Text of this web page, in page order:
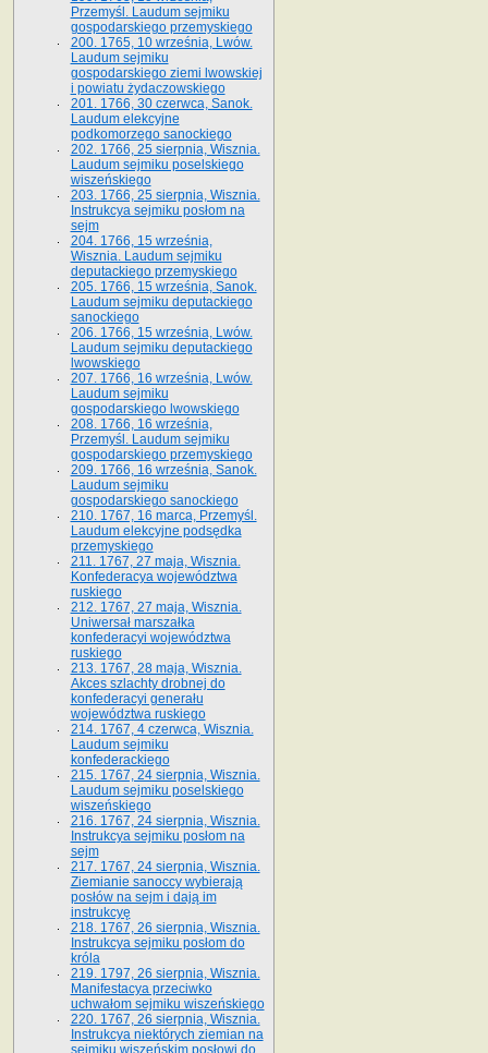
Przemyśl. Laudum sejmiku
gospodarskiego przemyskiego
200. 1765, 10 września, Lwów.
Laudum sejmiku
gospodarskiego ziemi lwowskiej
i powiatu żydaczowskiego
201. 1766, 30 czerwca, Sanok.
Laudum elekcyjne
podkomorzego sanockiego
202. 1766, 25 sierpnia, Wisznia.
Laudum sejmiku poselskiego
wiszeńskiego
203. 1766, 25 sierpnia, Wisznia.
Instrukcya sejmiku posłom na
sejm
204. 1766, 15 września,
Wisznia. Laudum sejmiku
deputackiego przemyskiego
205. 1766, 15 września, Sanok.
Laudum sejmiku deputackiego
sanockiego
206. 1766, 15 września, Lwów.
Laudum sejmiku deputackiego
lwowskiego
207. 1766, 16 września, Lwów.
Laudum sejmiku
gospodarskiego lwowskiego
208. 1766, 16 września,
Przemyśl. Laudum sejmiku
gospodarskiego przemyskiego
209. 1766, 16 września, Sanok.
Laudum sejmiku
gospodarskiego sanockiego
210. 1767, 16 marca, Przemyśl.
Laudum elekcyjne podsędka
przemyskiego
211. 1767, 27 maja, Wisznia.
Konfederacya województwa
ruskiego
212. 1767, 27 maja, Wisznia.
Uniwersał marszałka
konfederacyi województwa
ruskiego
213. 1767, 28 maja, Wisznia.
Akces szlachty drobnej do
konfederacyi generału
województwa ruskiego
214. 1767, 4 czerwca, Wisznia.
Laudum sejmiku
konfederackiego
215. 1767, 24 sierpnia, Wisznia.
Laudum sejmiku poselskiego
wiszeńskiego
216. 1767, 24 sierpnia, Wisznia.
Instrukcya sejmiku posłom na
sejm
217. 1767, 24 sierpnia, Wisznia.
Ziemianie sanoccy wybierają
posłów na sejm i dają im
instrukcyę
218. 1767, 26 sierpnia, Wisznia.
Instrukcya sejmiku posłom do
króla
219. 1797, 26 sierpnia, Wisznia.
Manifestacya przeciwko
uchwałom sejmiku wiszeńskiego
220. 1767, 26 sierpnia, Wisznia.
Instrukcya niektórych ziemian na
sejmiku wiszeńskim posłowi do